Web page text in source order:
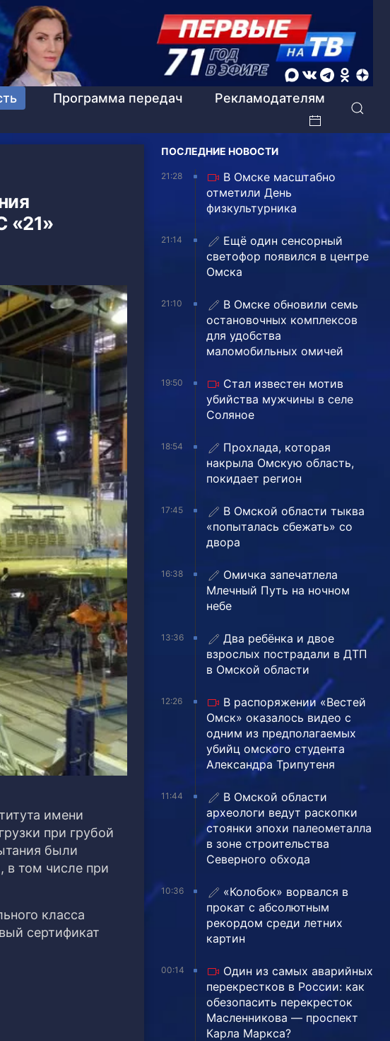
Программа передач
Рекламодателям
«21»
имени
при грубой
были
в том числе при
класса
сертификат
ПОСЛЕДНИЕ НОВОСТИ
21:28
В Омске масштабно
отметили День
физкультурника
21:14
Ещё один сенсорный
светофор появился в центре
Омска
21:10
В Омске обновили семь
остановочных комплексов
для удобства
маломобильных омичей
19:50
Стал известен мотив
убийства мужчины в селе
Соляное
18:54
Прохлада, которая
накрыла Омскую область,
покидает регион
17:45
В Омской области тыква
«попыталась сбежать» со
двора
16:38
Омичка запечатлела
Млечный Путь на ночном
небе
13:36
Два ребёнка и двое
взрослых пострадали в ДТП
в Омской области
12:26
В распоряжении «Вестей
Омск» оказалось видео с
одним из предполагаемых
убийц омского студента
Александра Трипутеня
11:44
В Омской области
археологи ведут раскопки
стоянки эпохи палеометалла
в зоне строительства
Северного обхода
10:36
«Колобок» ворвался в
прокат с абсолютным
рекордом среди летних
картин
00:14
Один из самых аварийных
перекрестков в России: как
обезопасить перекресток
Масленникова — проспект
Карла Маркса?